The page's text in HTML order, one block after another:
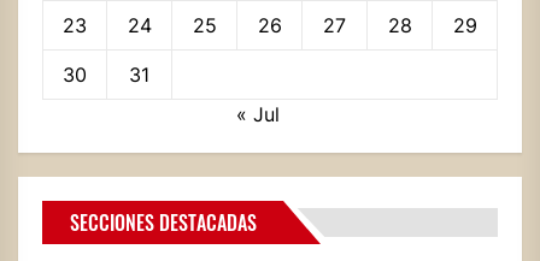
23 24 25 26 27 28 29
30
31
« Jul
SECCIONES DESTACADAS